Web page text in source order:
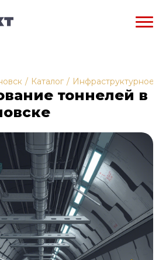
/ Каталог / Инфраструктурное
тоннелей в